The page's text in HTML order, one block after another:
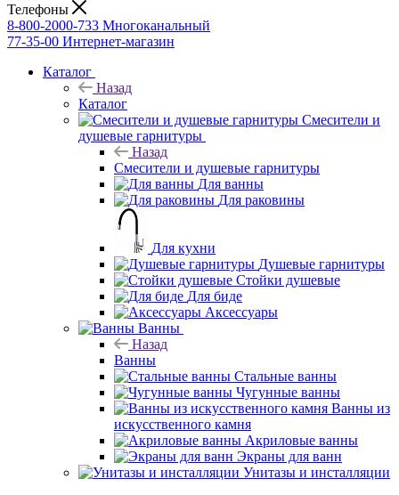
Телефоны
8-800-2000-733 Многоканальный
77-35-00 Интернет-магазин
Каталог
Назад
Каталог
Смесители и
душевые гарнитуры
Назад
Смесители и душевые гарнитуры
Для ванны
Для раковины
Для кухни
Душевые гарнитуры
Стойки душевые
Для биде
Аксессуары
Ванны
Назад
Ванны
Стальные ванны
Чугунные ванны
Ванны из
искусственного камня
Акриловые ванны
Экраны для ванн
Унитазы и инсталляции